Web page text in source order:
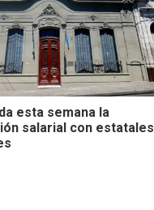
esta semana la
salarial con estatales